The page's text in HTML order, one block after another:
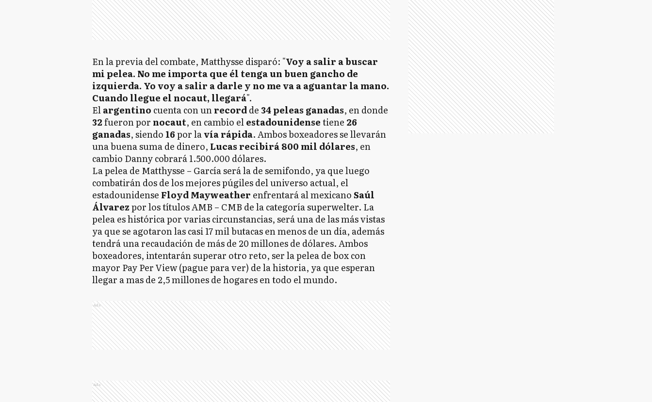
En la previa del combate, Matthysse disparó: "Voy a salir a buscar
mi pelea. No me importa que él tenga un buen gancho de
izquierda. Yo voy a salir a darle y no me va a aguantar la mano.
Cuando llegue el nocaut, llegará".
Elargentino cuenta con unrecordde34 peleas ganadas, en donde
32fueron por nocaut, en cambio elestadounidensetiene 26
ganadas, siendo 16por lavía rápida. Ambos boxeadores se llevarán
una buena suma de dinero, Lucas recibirá 800 mil dólares, en
cambio Danny cobrará 1.500.000 dólares.
La pelea de Matthysse – García será la de semifondo, ya que luego
combatirán dos de los mejores púgiles del universo actual, el
estadounidense Floyd Mayweather enfrentará al mexicanoSaúl
Álvarezpor los títulos AMB – CMB de la categoría superwelter. La
pelea es histórica por varias circunstancias, será una de las más vistas
ya que se agotaron las casi 17 mil butacas en menos de un día, además
tendrá una recaudación de más de 20 millones de dólares. Ambos
boxeadores, intentarán superar otro reto, ser la pelea de box con
mayor Pay Per View (pague para ver) de la historia, ya que esperan
llegar a mas de 2,5 millones de hogares en todo el mundo.
Ads
Ads